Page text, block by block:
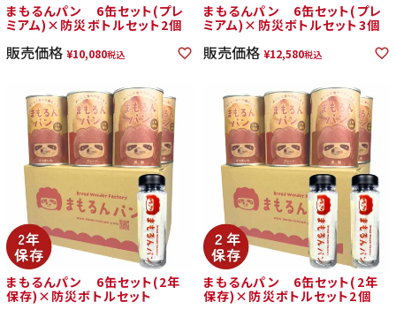
まもるんパン 6缶セット(プレ
ミアム)×防災ボトルセット2個
販売価格 ¥10,080税込
まもるんパン 6缶セット(プレ
ミアム)×防災ボトルセット3個
販売価格 ¥12,580税込
まもるんパン 6缶セット(2年
保存)×防災ボトルセット
まもるんパン 6缶セット(2年
保存)×防災ボトルセット2個